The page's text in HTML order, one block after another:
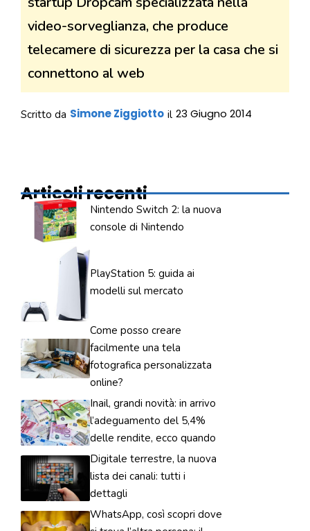
video-sorveglianza, che produce
telecamere di sicurezza per la casa che si
connettono al web
Scritto da Simone Ziggiotto il 23 Giugno 2014
Articoli recenti
Nintendo Switch 2: la nuova
console di Nintendo
PlayStation 5: guida ai
modelli sul mercato
Come posso creare
facilmente una tela
fotografica personalizzata
online?
Inail, grandi novità: in arrivo
l’adeguamento del 5,4%
delle rendite, ecco quando
Digitale terrestre, la nuova
lista dei canali: tutti i
dettagli
WhatsApp, così scopri dove